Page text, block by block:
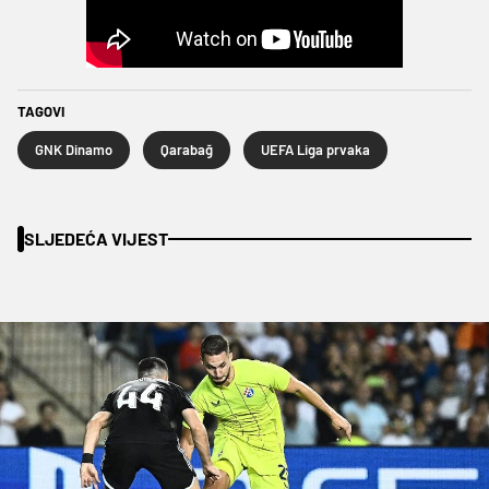
TAGOVI
GNK Dinamo Qarabağ UEFA Liga prvaka
SLJEDEĆA VIJEST